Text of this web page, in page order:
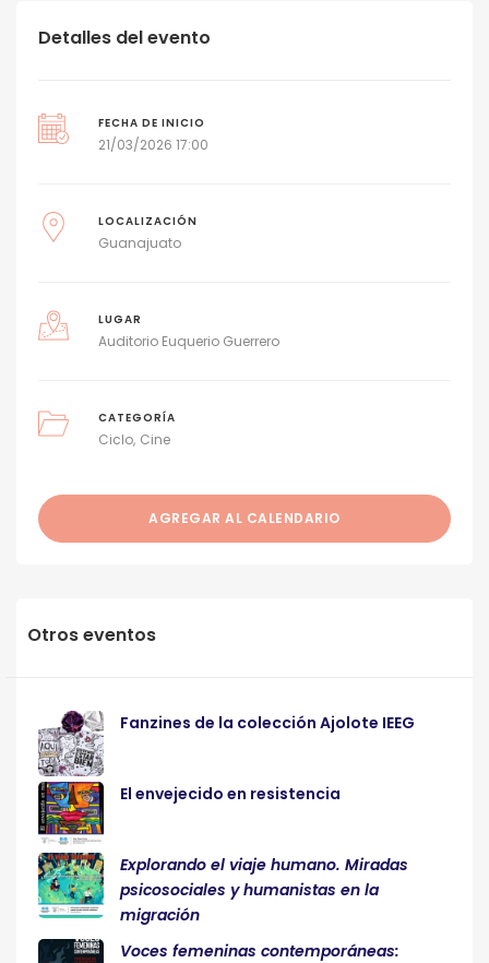
Detalles del evento
FECHA DE INICIO
21/03/2026 17:00
LOCALIZACIÓN
Guanajuato
LUGAR
Auditorio Euquerio Guerrero
CATEGORÍA
Ciclo Cine
AGREGAR AL CALENDARIO
Otros eventos
Fanzines de la colección Ajolote IEEG
El envejecido en resistencia
Explorando el viaje humano. Miradas
psicosociales y humanistas en la
migración
Voces femeninas contemporáneas: